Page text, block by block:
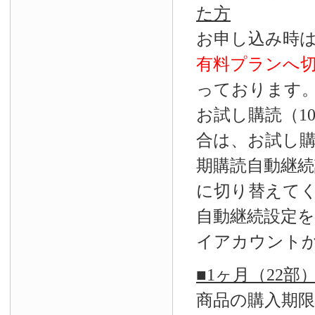
た方
お申し込み時
有料プランへ
っております
お試し購読（
合は、お試し
期購読自動継
に切り替えて
自動継続設定
イアカウント
■1ヶ月（22部
商品の購入期